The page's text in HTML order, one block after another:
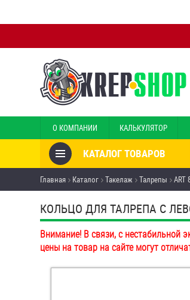
О КОМПАНИИ КАЛЬКУЛЯТОР
КАТАЛОГ ТОВАРОВ
Товары со скидкой
Анкеры
Антивандальный крепёж,
инструмент
Болты и винты
Главная Каталог Такелаж Талрепы ART
КОЛЬЦО ДЛЯ ТАЛРЕПА С
Внимание! В связи, с нестабильной
цены на товар на сайте могут